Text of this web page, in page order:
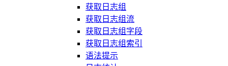
获取日志组
获取日志组流
获取日志组字段
获取日志组索引
语法提示